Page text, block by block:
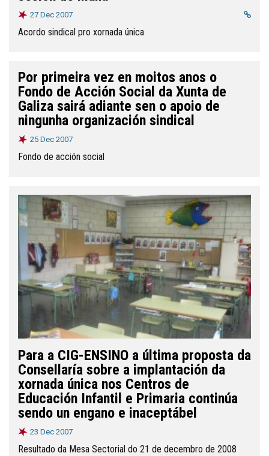
27 Dec 2007
Acordo sindical pro xornada única
Por primeira vez en moitos anos o
Fondo de Acción Social da Xunta de
Galiza sairá adiante sen o apoio de
ningunha organización sindical
25 Dec 2007
Fondo de acción social
Para a CIG-ENSINO a última proposta da
Consellaría sobre a implantación da
xornada única nos Centros de
Educación Infantil e Primaria continúa
sendo un engano e inaceptábel
23 Dec 2007
Resultado da Mesa Sectorial do 21 de decembro de 2008